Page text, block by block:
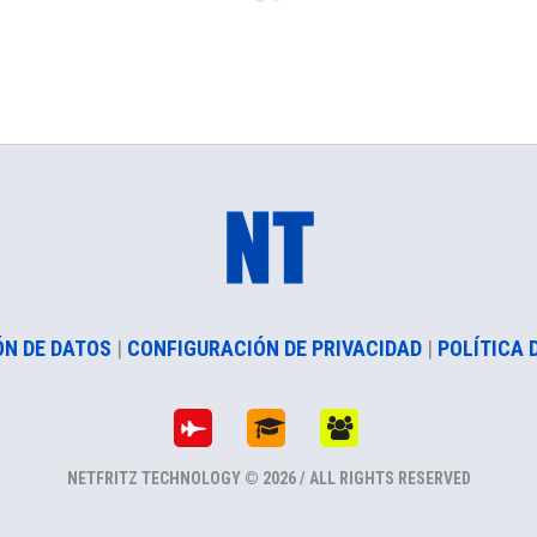
DE DATOS | CONFIGURACIÓN DE PRIVACIDAD | POLÍTICA
NETFRITZ TECHNOLOGY © 2026 / ALL RIGHTS RESERVED